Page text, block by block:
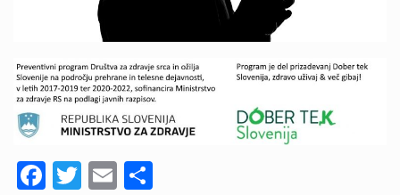
Facebook
Twitter
Email